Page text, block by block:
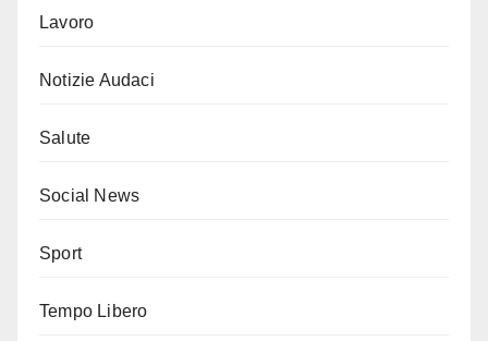
Lavoro
Notizie Audaci
Salute
Social News
Sport
Tempo Libero